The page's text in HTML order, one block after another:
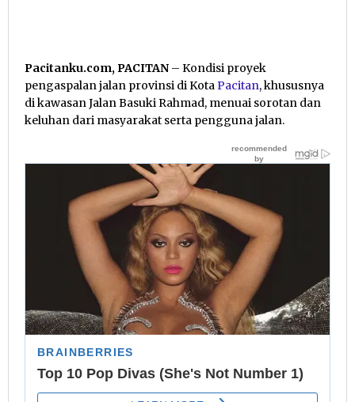
Pacitanku.com, PACITAN – Kondisi proyek
pengaspalan jalan provinsi di KotaPacitan, khususnya
di kawasan Jalan Basuki Rahmad, menuai sorotan dan
keluhan dari masyarakat serta pengguna jalan.